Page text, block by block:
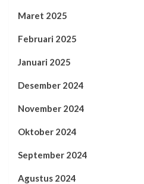
Maret 2025
Februari 2025
Januari 2025
Desember 2024
November 2024
Oktober 2024
September 2024
Agustus 2024